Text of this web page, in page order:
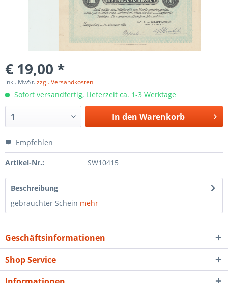
€ 19,00 *
inkl. MwSt.zzgl. Versandkosten
Sofort versandfertig, Lieferzeit ca. 1-3 Werktage
In den Warenkorb
Empfehlen
Artikel-Nr.: SW10415
Beschreibung
gebrauchter Schein mehr
Geschäftsinformationen
Shop Service